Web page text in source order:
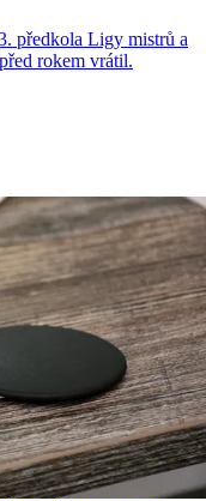
předkola Ligy mistrů a
rokem vrátil.